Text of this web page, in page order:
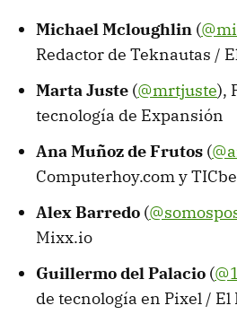
Michael Mcloughlin (
Redactor de Teknautas /
Marta Juste (@mrtjuste),
tecnología de Expansión
Ana Muñoz de Frutos (
Computerhoy.com y
Alex Barredo (
Mixx.io
Guillermo del Palacio (
de tecnología en Pixel / El